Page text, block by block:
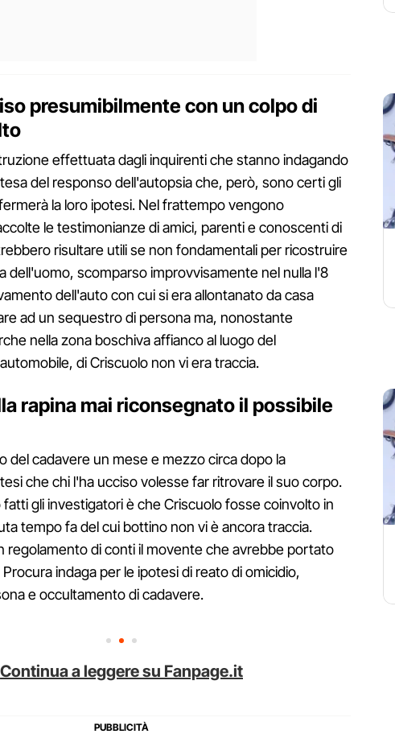
presumibilmente con un colpo di
effettuata dagli inquirenti che stanno indagando
del responso dell'autopsia che, però, sono certi gli
la loro ipotesi. Nel frattempo vengono
le testimonianze di amici, parenti e conoscenti di
risultare utili se non fondamentali per ricostruire
dell'uomo, scomparso improvvisamente nel nulla l'8
dell'auto con cui si era allontanato da casa
ad un sequestro di persona ma, nonostante
nella zona boschiva affianco al luogo del
di Criscuolo non vi era traccia.
rapina mai riconsegnato il possibile
del cadavere un mese e mezzo circa dopo la
che chi l'ha ucciso volesse far ritrovare il suo corpo.
fatti gli investigatori è che Criscuolo fosse coinvolto in
tempo fa del cui bottino non vi è ancora traccia.
regolamento di conti il movente che avrebbe portato
indaga per le ipotesi di reato di omicidio,
e occultamento di cadavere.
Continua a leggere su Fanpage.it